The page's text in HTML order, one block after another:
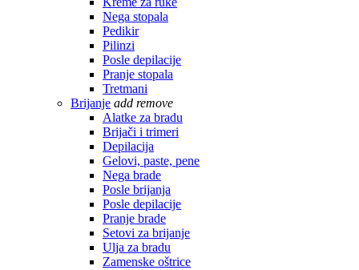
Nega stopala
Pedikir
Pilinzi
Posle depilacije
Pranje stopala
Tretmani
Brijanje add remove
Alatke za bradu
Brijači i trimeri
Depilacija
Gelovi, paste, pene
Nega brade
Posle brijanja
Posle depilacije
Pranje brade
Setovi za brijanje
Ulja za bradu
Zamenske oštrice